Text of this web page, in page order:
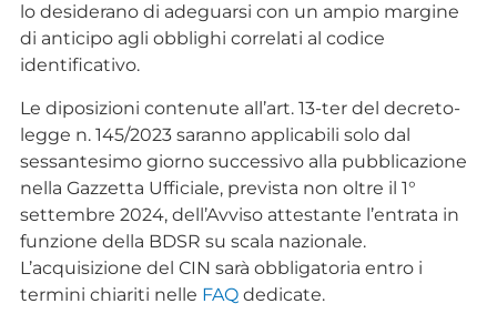
lo desiderano di adeguarsi con un ampio margine
di anticipo agli obblighi correlati al codice
identificativo.
Le diposizioni contenute all’art. 13-ter del decreto-
legge n. 145/2023 saranno applicabili solo dal
sessantesimo giorno successivo alla pubblicazione
nella Gazzetta Ufficiale, prevista non oltre il 1°
settembre 2024, dell’Avviso attestante l’entrata in
funzione della BDSR su scala nazionale.
L’acquisizione del CIN sarà obbligatoria entro i
termini chiariti nelle FAQdedicate.